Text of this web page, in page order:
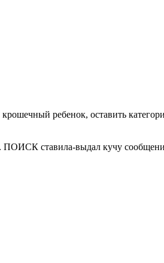
ребенок, оставить
ПОИСК ставила-выдал кучу